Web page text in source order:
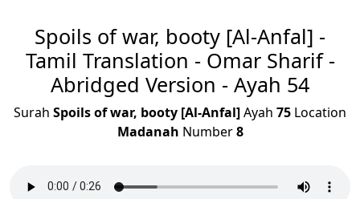
Spoils of war, booty [Al-Anfal] -
Tamil Translation - Omar Sharif -
Abridged Version - Ayah 54
Surah Spoils of war, booty [Al-Anfal]Ayah 75 Location
Madanah Number8